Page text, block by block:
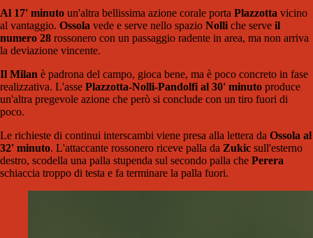
Al 17' minuto un'altra bellissima azione corale porta Plazzotta vicino
al vantaggio. Ossola vede e serve nello spazio Nolli che serve il
numero 28 rossonero con un passaggio radente in area, ma non arriva
la deviazione vincente.
Il Milan è padrona del campo, gioca bene, ma è poco concreto in fase
realizzativa. L'asse Plazzotta-Nolli-Pandolfi al 30' minuto produce
un'altra pregevole azione che però si conclude con un tiro fuori di
poco.
Le richieste di continui interscambi viene presa alla lettera da Ossola al
32' minuto. L'attaccante rossonero riceve palla da Zukic sull'esterno
destro, scodella una palla stupenda sul secondo palla che Perera
schiaccia troppo di testa e fa terminare la palla fuori.